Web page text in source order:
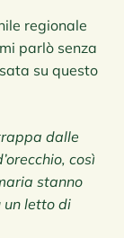
regionale
parlò senza
su questo
dalle
così
stanno
un letto di